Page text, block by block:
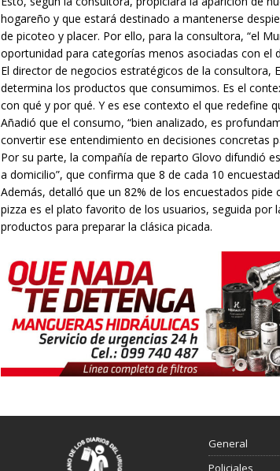
hogareño y que estará destinado a mantenerse
de picoteo y placer. Por ello, para la consultora, “el
oportunidad para categorías menos asociadas con el
El director de negocios estratégicos de la consultora,
determina los productos que consumimos. Es el
con qué y por qué. Y es ese contexto el que redefine
Añadió que el consumo, “bien analizado, es
convertir ese entendimiento en decisiones concretas
Por su parte, la compañía de reparto Glovo difundió
a domicilio”, que confirma que 8 de cada 10
Además, detalló que un 82% de los encuestados
pizza es el plato favorito de los usuarios, seguida por
productos para preparar la clásica picada.
General
Policiales